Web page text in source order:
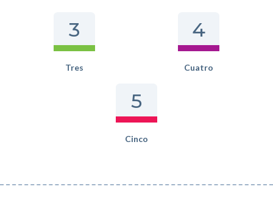
3
Tres
4
Cuatro
5
Cinco